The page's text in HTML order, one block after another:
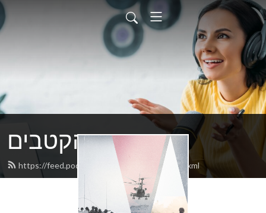
בין הקטבים
https://feed.podbean.com/DadoCenter/feed.xml